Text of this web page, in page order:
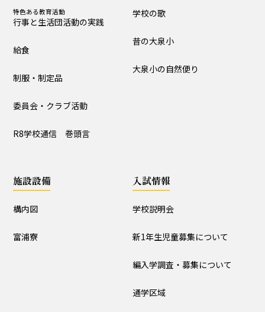
大泉小の自然便り
構内図 富浦寮
特色ある教育活動
行事と生活団活動の実践
給食
制服・制定品
委員会・クラブ活動
R8学校通信 巻頭言
学校の歌
昔の大泉小
大泉小の自然便り
施設設備
構内図
富浦寮
入試情報
学校説明会
新1年生児童募集について
編入学調査・募集について
通学区域